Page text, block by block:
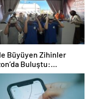
Büyüyen Zihinler
Buluştu:
Bilim Rüzgârı
Haber Şafak